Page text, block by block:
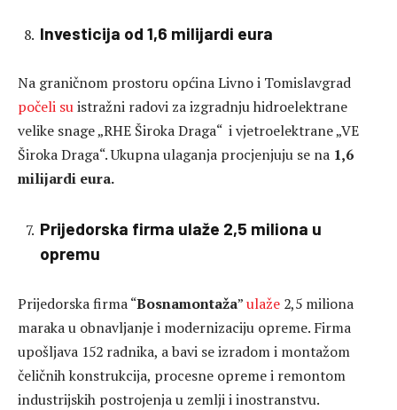
Investicija od 1,6 milijardi eura
Na graničnom prostoru općina Livno i Tomislavgrad
počeli suistražni radovi za izgradnju hidroelektrane
velike snage „RHE Široka Draga“ i vjetroelektrane „VE
Široka Draga“. Ukupna ulaganja procjenjuju se na 1,6
milijardi eura.
Prijedorska firma ulaže 2,5 miliona u
opremu
Prijedorska firma “Bosnamontaža”ulaže 2,5 miliona
maraka u obnavljanje i modernizaciju opreme. Firma
upošljava 152 radnika, a bavi se izradom i montažom
čeličnih konstrukcija, procesne opreme i remontom
industrijskih postrojenja u zemlji i inostranstvu.